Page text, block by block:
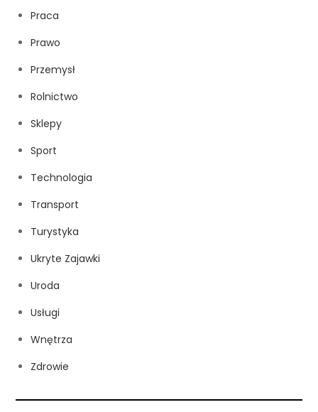
Praca
Prawo
Przemysł
Rolnictwo
Sklepy
Sport
Technologia
Transport
Turystyka
Ukryte Zajawki
Uroda
Usługi
Wnętrza
Zdrowie